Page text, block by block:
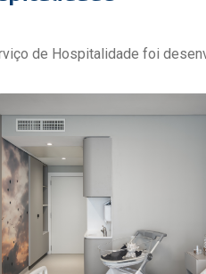
de Hospitalidade foi